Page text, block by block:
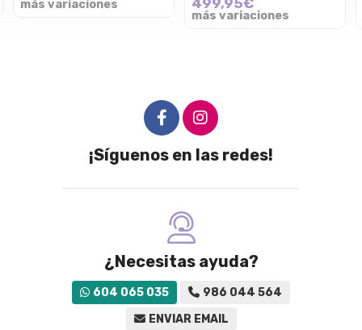
más variaciones 499,95€
más variaciones
¡Síguenos en las redes!
¿Necesitas ayuda?
604 065 035
986 044 564
ENVIAR EMAIL